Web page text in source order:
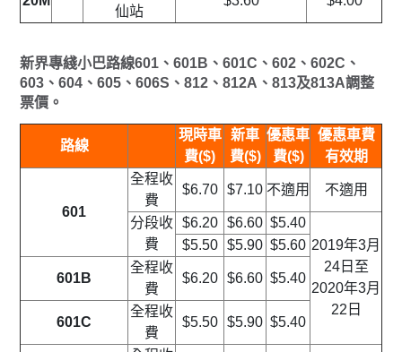
仙站
新界專綫小巴路線601、601B、601C、602、602C、
603、604、605、606S、812、812A、813及813A調整
票價。
路線
現時車
費($)
新車
費($)
優惠車
費($)
優惠車費
有效期
601
全程收
費
$6.70 $7.10 不適用 不適用
分段收
費
$6.20 $6.60 $5.40
2019年3月
24日至
2020年3月
22日
$5.50 $5.90 $5.60
601B
全程收
費
$6.20 $6.60 $5.40
601C
全程收
費
$5.50 $5.90 $5.40